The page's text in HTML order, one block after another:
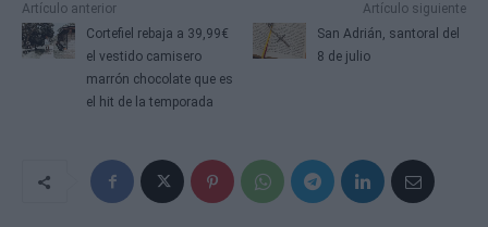
Artículo anterior
Cortefiel rebaja a 39,99€
el vestido camisero
marrón chocolate que es
el hit de la temporada
Artículo siguiente
San Adrián, santoral del
8 de julio